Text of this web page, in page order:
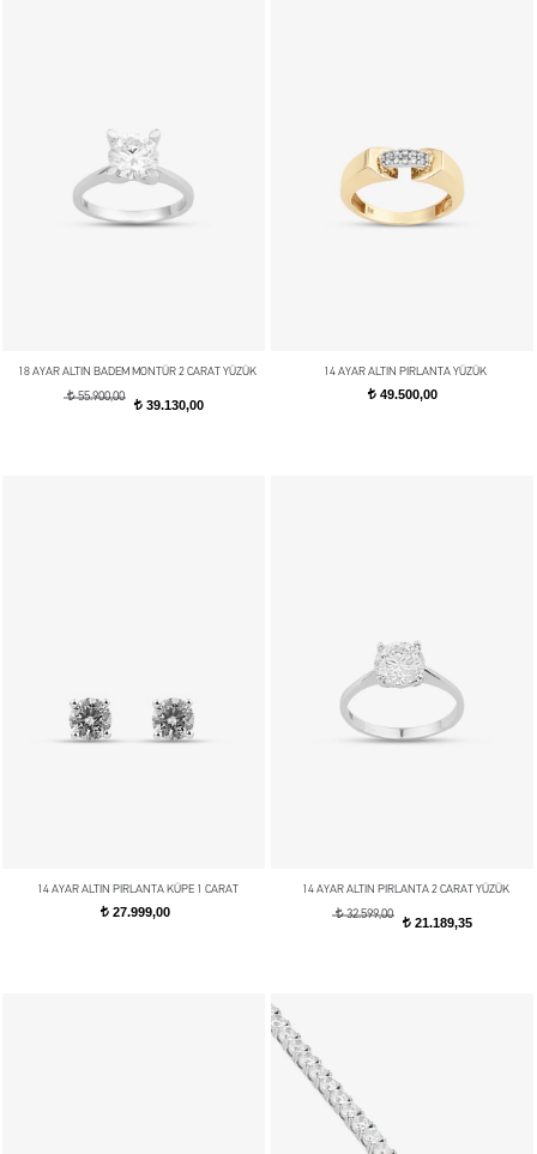
18 AYAR ALTIN BADEM MONTÜR 2 CARAT YÜZÜK
t55.900,00
t 39.130,00
14 AYAR ALTIN PIRLANTA YÜZÜK
t 49.500,00
14 AYAR ALTIN PIRLANTA KÜPE 1 CARAT
t27.999,00
14 AYAR ALTIN PIRLANTA 2 CARAT YÜZÜK
t32.599,00
t21.189,35